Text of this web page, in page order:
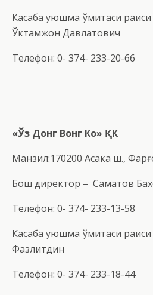
Касаба уюшма қўмитаси
Ўктамжон Давлатович
Телефон: 0- 374- 233-20-66
«Ўз Донг Вонг Ко» ҚК
Манзил:170200 Асака ш.,
Бош директор – Саматов
Телефон: 0- 374- 233-13-58
Касаба уюшма қўмитаси
Фазлитдин
Телефон: 0- 374- 233-18-44